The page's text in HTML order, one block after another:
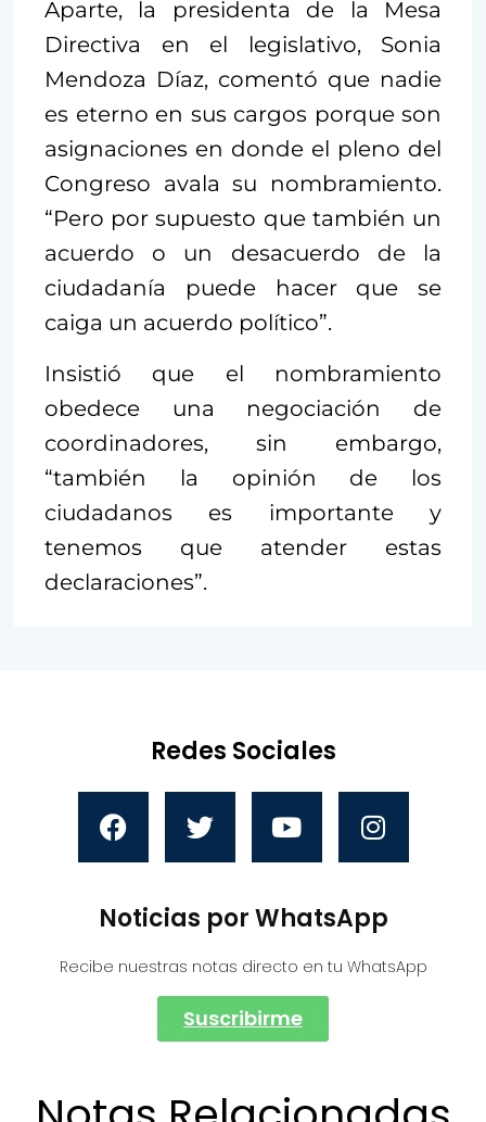
Aparte, la presidenta de la Mesa
Directiva en el legislativo, Sonia
Mendoza Díaz, comentó que nadie
es eterno en sus cargos porque son
asignaciones en donde el pleno del
Congreso avala su nombramiento.
“Pero por supuesto que también un
acuerdo o un desacuerdo de la
ciudadanía puede hacer que se
caiga un acuerdo político”.
Insistió que el nombramiento
obedece una negociación de
coordinadores, sin embargo,
“también la opinión de los
ciudadanos es importante y
tenemos que atender estas
declaraciones”.
Redes Sociales
Noticias por WhatsApp
Recibe nuestras notas directo en tu WhatsApp
Suscribirme